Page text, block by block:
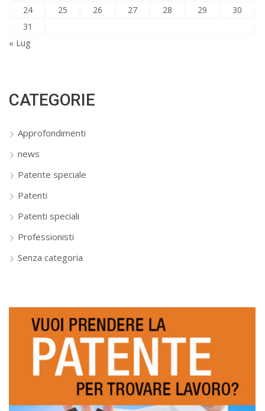
24
25 26 27 28 29
30
31
« Lug
CATEGORIE
Approfondimenti
news
Patente speciale
Patenti
Patenti speciali
Professionisti
Senza categoria